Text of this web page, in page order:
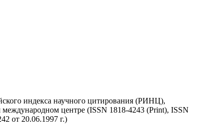
индекса научного цитирования (РИНЦ),
центре (ISSN 1818-4243 (Print), ISSN
от 20.06.1997 г.)